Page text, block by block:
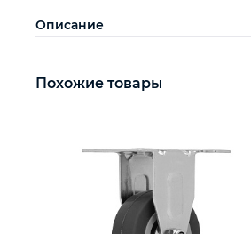
Описание
Похожие товары